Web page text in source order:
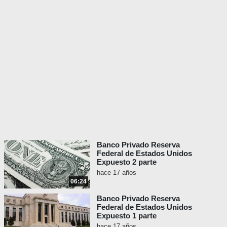
06:24
Banco Privado Reserva
Federal de Estados Unidos
Expuesto 2 parte
hace 17 años
Banco Privado Reserva
Federal de Estados Unidos
Expuesto 1 parte